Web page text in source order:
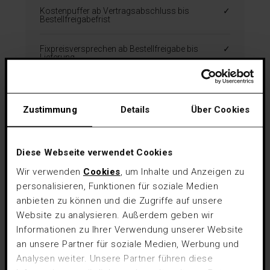
Zustimmung Details Über Cookies
Diese Webseite verwendet Cookies
Wir verwenden Cookies, um Inhalte und Anzeigen zu
personalisieren, Funktionen für soziale Medien
anbieten zu können und die Zugriffe auf unsere
Website zu analysieren. Außerdem geben wir
Informationen zu Ihrer Verwendung unserer Website
an unsere Partner für soziale Medien, Werbung und
Analysen weiter. Unsere Partner führen diese
Kostenpuffer ab Vertragsabschluss bis
Bestellfreigabefrist
✓
Fixpreisversprechen ab Bestellfreigabe bis
Lieferung
✓
Garantie auf Montagezufriedenheit nach den
Bestimmungen der Josko
Servicepass für Oberflächen, Tauwasserbildung
zwischen Scheiben und mechanische
Konstruktion
Ersteinstellservice
Erweiterte Rundum Sorglos Garantie 10 Jahre
für Beschläge und elektronische Bauteile
—